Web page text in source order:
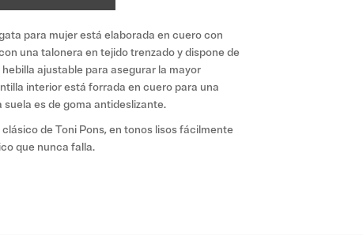
para mujer está elaborada en cuero con
una talonera en tejido trenzado y dispone de
ajustable para asegurar la mayor
interior está forrada en cuero para una
suela es de goma antideslizante.
clásico de Toni Pons, en tonos lisos fácilmente
que nunca falla.